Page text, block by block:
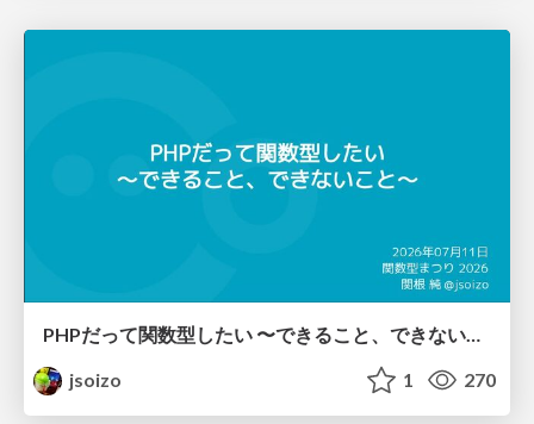
PHPだって関数型したい 〜できること、できないこと〜 / fp-in-php
jsoizo
1 270